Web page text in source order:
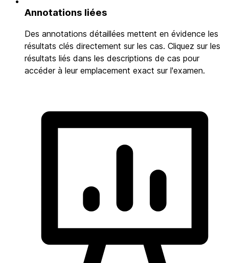
Annotations liées
Des annotations détaillées mettent en évidence les
résultats clés directement sur les cas. Cliquez sur les
résultats liés dans les descriptions de cas pour
accéder à leur emplacement exact sur l'examen.